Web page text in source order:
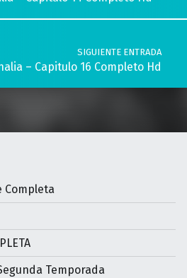
SIGUIENTE ENTRADA
– Capitulo 16 Completo Hd
Completa
Temporada